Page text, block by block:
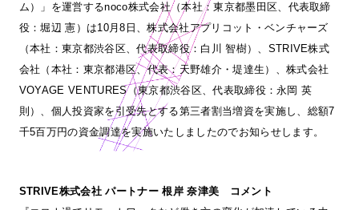
ム）」を運営するnoco株式会社（本社：東京都墨田区、代表取締
役：堀辺 憲）は10月8日、株式会社アプリコット・ベンチャーズ
（本社：東京都渋谷区、代表取締役：白川 智樹）、STRIVE株式
会社（本社：東京都港区、代表：天野雄介・堤達生）、株式会社
VOYAGE VENTURES（東京都渋谷区、代表取締役：永岡 英
則）、個人投資家を引受先とする第三者割当増資を実施し、総額7
千5百万円の資金調達を実施いたしましたのでお知らせします。
STRIVE株式会社 パートナー 根岸 奈津美 コメント